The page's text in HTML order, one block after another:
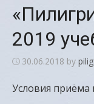
2019
30.06.2018 by
Условия